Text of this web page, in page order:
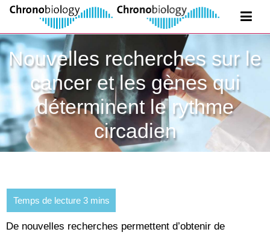
Nouvelles recherches sur le
cancer et les gènes qui
déterminent le rythme
circadien
De nouvelles recherches permettent d’obtenir de